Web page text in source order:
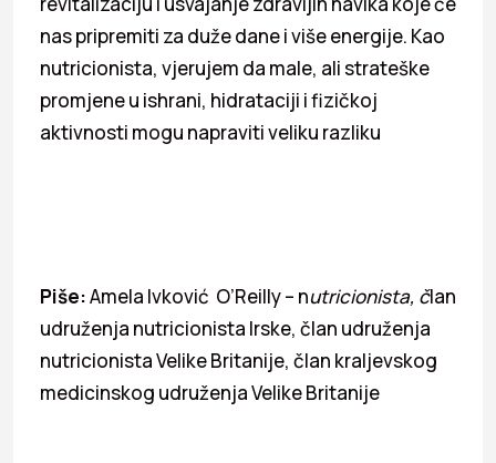
nas pripremiti za duže dane i više energije. Kao
nutricionista, vjerujem da male, ali strateške
promjene u ishrani, hidrataciji i fizičkoj
aktivnosti mogu napraviti veliku razliku
Piše:Amela Ivković O’Reilly – nutricionista, član
udruženja nutricionista Irske, član udruženja
nutricionista Velike Britanije, član kraljevskog
medicinskog udruženja Velike Britanije